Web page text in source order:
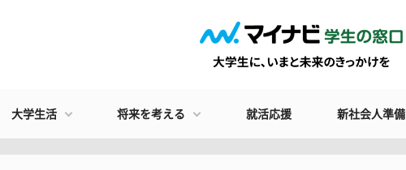
大学生活 将来を考える 就活応援 新社会人準備